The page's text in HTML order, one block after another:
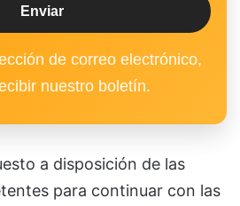
de correo electrónico,
nuestro boletín.
a disposición de las
para continuar con las